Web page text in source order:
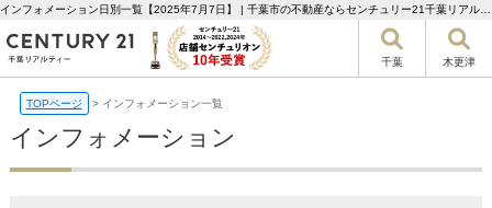
千葉 木更津
TOPページ > インフォメーション一覧
インフォメーション